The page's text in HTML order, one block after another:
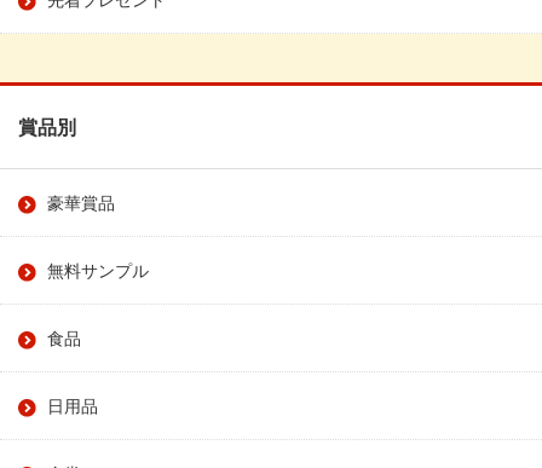
賞品別
豪華賞品
無料サンプル
食品
日用品